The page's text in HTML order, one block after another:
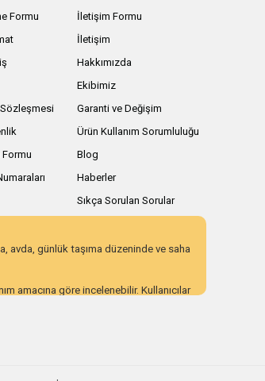
Formu
İletişim Formu
İletişim
Hakkımızda
Ekibimiz
Garanti ve Değişim
Ürün Kullanım Sorumluluğu
Blog
Haberler
Sıkça Sorulan Sorular
avda, günlük taşıma düzeninde ve saha
amacına göre incelenebilir. Kullanıcılar